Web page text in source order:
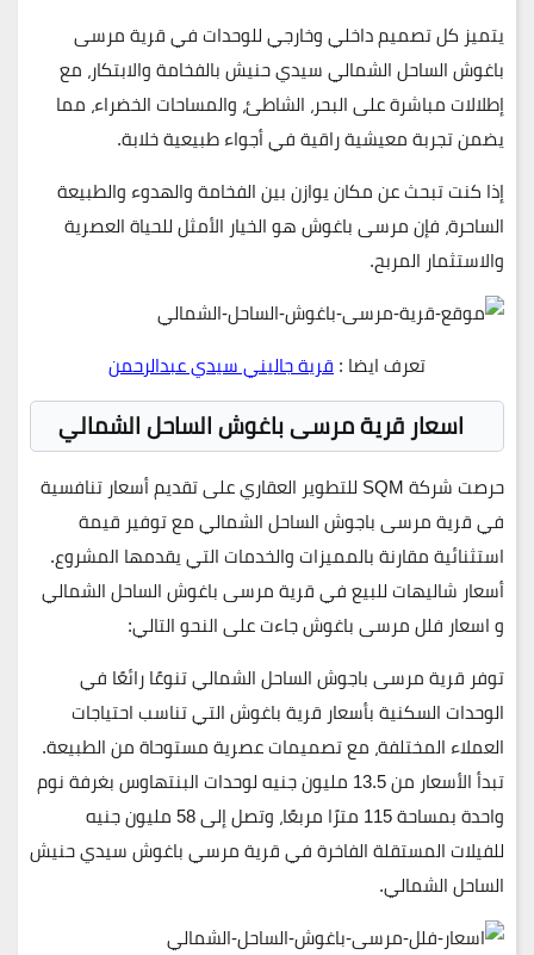
يتميز كل تصميم داخلي وخارجي للوحدات في قرية مرسى
باغوش الساحل الشمالي سيدي حنيش بالفخامة والابتكار، مع
إطلالات مباشرة على البحر، الشاطئ، والمساحات الخضراء، مما
يضمن تجربة معيشية راقية في أجواء طبيعية خلابة.
إذا كنت تبحث عن مكان يوازن بين الفخامة والهدوء والطبيعة
الساحرة، فإنمرسى باغوشهو الخيار الأمثل للحياة العصرية
والاستثمار المربح.
تعرف ايضا :قرية جاليني سيدي عبدالرحمن
اسعار قرية مرسى باغوش الساحل الشمالي
حرصتشركة SQM للتطوير العقاري
على تقديم أسعار تنافسية
فيقرية مرسى باجوش الساحل الشماليمع توفير قيمة
استثنائية مقارنة بالمميزات والخدمات التي يقدمها المشروع.
أسعار شاليهات للبيع في قرية مرسى باغوش الساحل الشمالي
و اسعار فلل مرسى باغوش جاءت على النحو التالي:
توفر قرية مرسى باجوش الساحل الشمالي تنوعًا رائعًا في
الوحدات السكنية بأسعار قرية باغوش التي تناسب احتياجات
العملاء المختلفة، مع تصميمات عصرية مستوحاة من الطبيعة.
تبدأ الأسعار من13.5 مليون جنيه
لوحدات البنتهاوس بغرفة نوم
واحدة بمساحة 115 مترًا مربعًا، وتصل إلى
58 مليون جنيه
للفيلات المستقلة الفاخرة في قرية مرسي باغوش سيدي حنيش
الساحل الشمالي.